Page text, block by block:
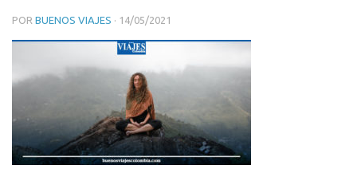
POR BUENOS VIAJES · 14/05/2021